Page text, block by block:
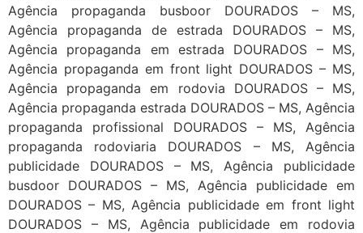
Agência propaganda busboor DOURADOS – MS,
Agência propaganda de estrada DOURADOS – MS,
Agência propaganda em estrada DOURADOS – MS,
Agência propaganda em front light DOURADOS – MS,
Agência propaganda em rodovia DOURADOS – MS,
Agência propaganda estrada DOURADOS – MS, Agência
propaganda profissional DOURADOS – MS, Agência
propaganda rodoviaria DOURADOS – MS, Agência
publicidade DOURADOS – MS, Agência publicidade
busdoor DOURADOS – MS, Agência publicidade em
DOURADOS – MS, Agência publicidade em front light
DOURADOS – MS, Agência publicidade em rodovia